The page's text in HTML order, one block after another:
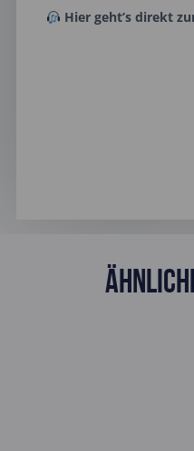
Hier geht’s direkt